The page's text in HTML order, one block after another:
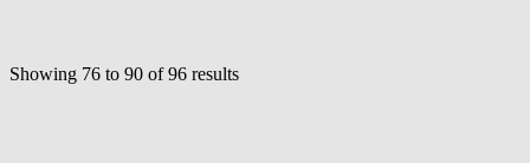
Showing 76 to 90 of96 results